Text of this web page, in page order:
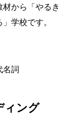
から「やるき
学校です。
名詞
ィング